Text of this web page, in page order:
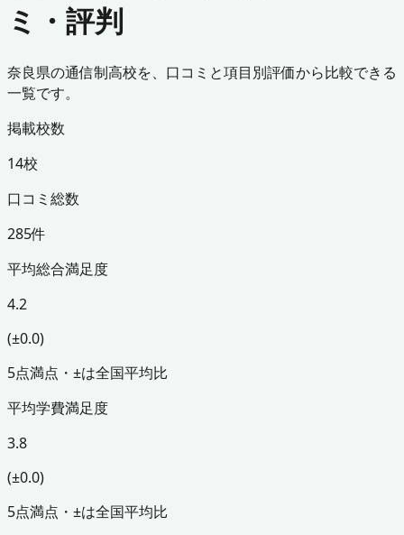
ミ・評判
奈良県の通信制高校を、口コミと項目別評価から比較できる
一覧です。
掲載校数
14校
口コミ総数
285件
平均総合満足度
4.2
(±0.0)
5点満点・±は全国平均比
平均学費満足度
3.8
(±0.0)
5点満点・±は全国平均比